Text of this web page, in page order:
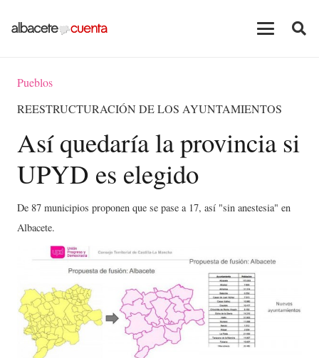
Pueblos
REESTRUCTURACIÓN DE LOS AYUNTAMIENTOS
Así quedaría la provincia si
UPYD es elegido
De 87 municipios proponen que se pase a 17, así "sin anestesia" en
Albacete.